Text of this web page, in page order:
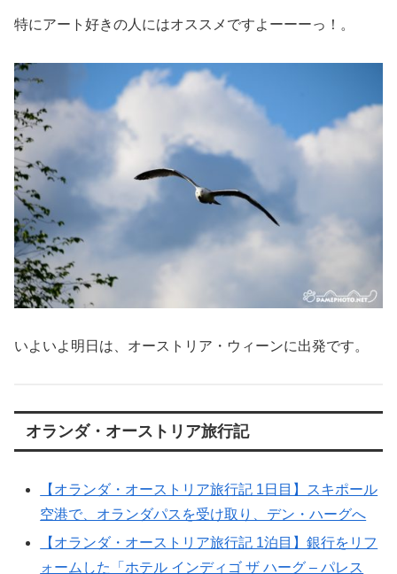
特にアート好きの人にはオススメですよーーーっ！。
いよいよ明日は、オーストリア・ウィーンに出発です。
オランダ・オーストリア旅行記
【オランダ・オーストリア旅行記 1日目】スキポール
空港で、オランダパスを受け取り、デン・ハーグへ
【オランダ・オーストリア旅行記 1泊目】銀行をリフ
ォームした「ホテル インディゴ ザ ハーグ – パレス